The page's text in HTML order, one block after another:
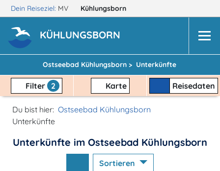
Dein Reiseziel: MV Kühlungsborn
KÜHLUNGSBORN
Ostseebad Kühlungsborn > Unterkünfte
Filter 2 Karte Reisedaten
Du bist hier: Ostseebad Kühlungsborn
Unterkünfte
Unterkünfte im Ostseebad Kühlungsborn
Sortieren